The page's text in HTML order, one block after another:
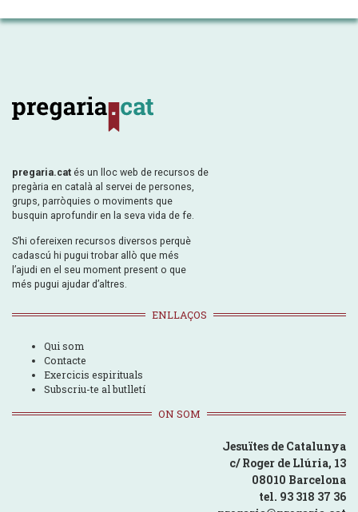
pregaria.cat és un lloc web de recursos de
pregària en català al servei de persones,
grups, parròquies o moviments que
busquin aprofundir en la seva vida de fe.
S’hi ofereixen recursos diversos perquè
cadascú hi pugui trobar allò que més
l’ajudi en el seu moment present o que
més pugui ajudar d’altres.
ENLLAÇOS
Qui som
Contacte
Exercicis espirituals
Subscriu-te al butlletí
ON SOM
Jesuïtes de Catalunya
c/ Roger de Llúria, 13
08010 Barcelona
tel. 93 318 37 36